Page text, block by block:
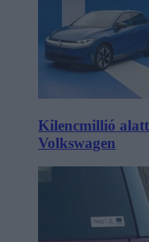
Kilencmillió
Volkswagen